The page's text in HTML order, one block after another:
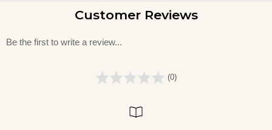
Customer Reviews
Be the first to write a review...
(0)